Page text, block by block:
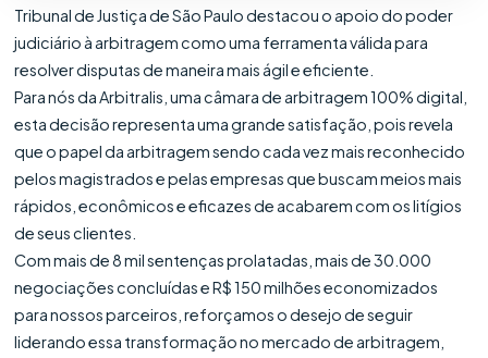
Tribunal de Justiça de São Paulo destacou o apoio do poder
judiciário à arbitragem como uma ferramenta válida para
resolver disputas de maneira mais ágil e eficiente.
Para nós da Arbitralis, uma câmara de arbitragem 100% digital,
esta decisão representa uma grande satisfação, pois revela
que o papel da arbitragem sendo cada vez mais reconhecido
pelos magistrados e pelas empresas que buscam meios mais
rápidos, econômicos e eficazes de acabarem com os litígios
de seus clientes.
Com mais de 8 mil sentenças prolatadas, mais de 30.000
negociações concluídas e R$ 150 milhões economizados
para nossos parceiros, reforçamos o desejo de seguir
liderando essa transformação no mercado de arbitragem,